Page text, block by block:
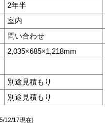
2年半
室内
問い合わせ
2,035×685×1,218mm
別途見積もり
別途見積もり
12/17現在)